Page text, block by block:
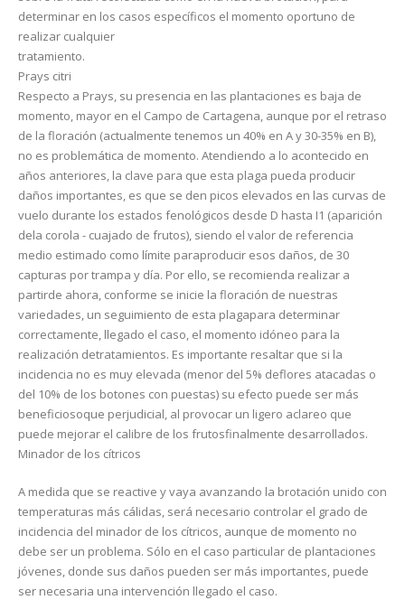
determinar en los casos específicos el momento oportuno de
realizar cualquier
tratamiento.
Prays citri
Respecto a Prays, su presencia en las plantaciones es baja de
momento, mayor en el Campo de Cartagena, aunque por el retraso
de la floración (actualmente tenemos un 40% en A y 30-35% en B),
no es problemática de momento. Atendiendo a lo acontecido en
años anteriores, la clave para que esta plaga pueda producir
daños importantes, es que se den picos elevados en las curvas de
vuelo durante los estados fenológicos desde D hasta I1 (aparición
dela corola - cuajado de frutos), siendo el valor de referencia
medio estimado como límite paraproducir esos daños, de 30
capturas por trampa y día. Por ello, se recomienda realizar a
partirde ahora, conforme se inicie la floración de nuestras
variedades, un seguimiento de esta plagapara determinar
correctamente, llegado el caso, el momento idóneo para la
realización detratamientos. Es importante resaltar que si la
incidencia no es muy elevada (menor del 5% deflores atacadas o
del 10% de los botones con puestas) su efecto puede ser más
beneficiosoque perjudicial, al provocar un ligero aclareo que
puede mejorar el calibre de los frutosfinalmente desarrollados.
Minador de los cítricos
A medida que se reactive y vaya avanzando la brotación unido con
temperaturas más cálidas, será necesario controlar el grado de
incidencia del minador de los cítricos, aunque de momento no
debe ser un problema. Sólo en el caso particular de plantaciones
jóvenes, donde sus daños pueden ser más importantes, puede
ser necesaria una intervención llegado el caso.